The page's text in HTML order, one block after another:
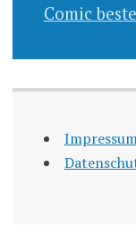
Comic